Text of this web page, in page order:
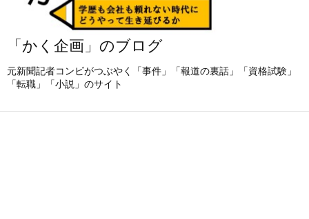
「かく企画」のブログ
元新聞記者コンビがつぶやく「事件」「報道の裏話」「資格試験」
「転職」「小説」のサイト
